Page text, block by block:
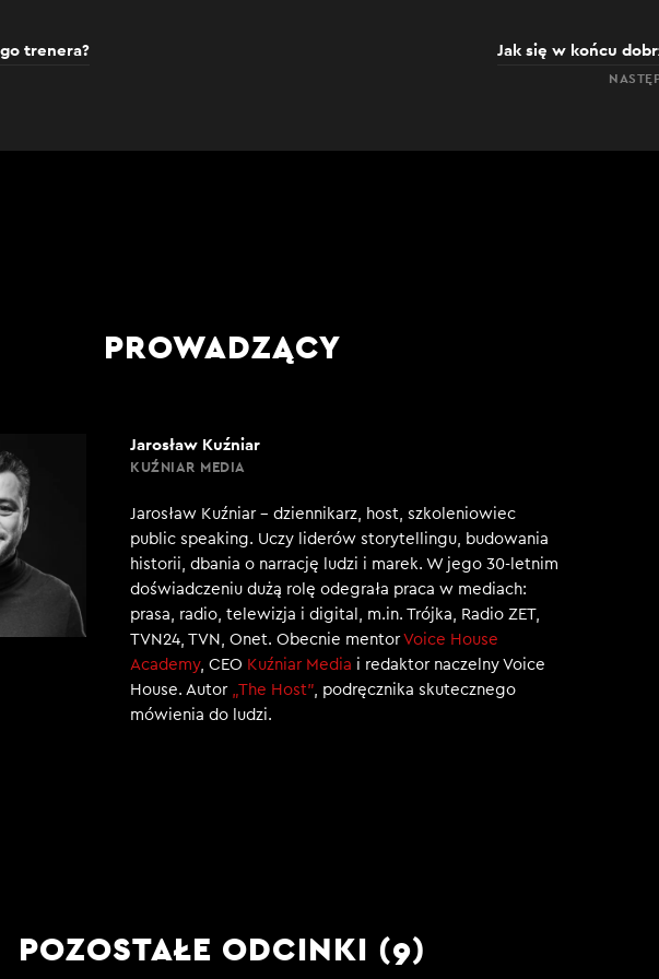
trenera? Jak się w końcu
PROWADZĄCY
Jarosław Kuźniar
KUŹNIAR MEDIA
Jarosław Kuźniar – dziennikarz, host, szkoleniowiec
public speaking. Uczy liderów storytellingu, budowania
historii, dbania o narrację ludzi i marek. W jego 30-letnim
doświadczeniu dużą rolę odegrała praca w mediach:
prasa, radio, telewizja i digital, m.in. Trójka, Radio ZET,
TVN24, TVN, Onet. Obecnie mentorVoice House
Academy, CEO Kuźniar Media i redaktor naczelny Voice
House. Autor „The Host”, podręcznika skutecznego
mówienia do ludzi.
POZOSTAŁE ODCINKI (9)